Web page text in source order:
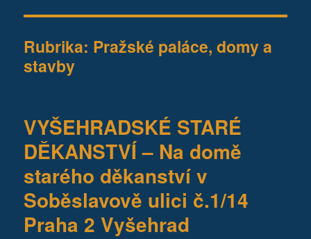
Rubrika: Pražské paláce, domy a
stavby
VYŠEHRADSKÉ STARÉ
DĚKANSTVÍ – Na domě
starého děkanství v
Soběslavově ulici č.1/14
Praha 2 Vyšehrad